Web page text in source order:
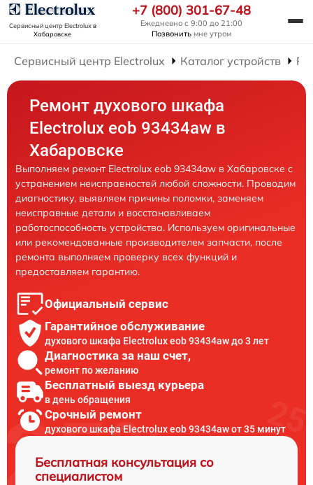
Сервисный центр Electroluxв
Хабаровске
+7 (800) 301-67-48
Ежедневно с 9:00 до 21:00
Позвонить мне утром
Сервисный центр Electrolux Каталог устройств
Ремонт духового шкафа
Electrolux eob 93434aw в
Хабаровске
Выполняем ремонт Electrolux eob 93434aw в Хабаровске с
устранением неисправностей любой сложности. Проводим
диагностику, выявляем причины поломки, заменяем
неисправные детали и восстанавливаем
работоспособность устройства. Используем оригинальные
или рекомендованные производителем запчасти, после
ремонта выполняем проверку всех функций и
предоставляем гарантию.
Официальный сервис
Гарантийное обслуживание
духового шкафа Electrolux eob 93434aw до 3 лет
Диагностика за наш счет,
ремонт по желанию
Бесплатный выезд курьера
в день обращения
Срочный ремонт
духового шкафа Electrolux eob 93434aw от 35 минут
Бесплатная консультация со
специалистом